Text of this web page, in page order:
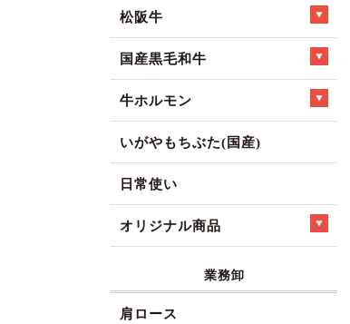
松阪牛
国産黒毛和牛
牛ホルモン
いがやもちぶた(国産)
日常使い
オリジナル商品
業務卸
肩ロース